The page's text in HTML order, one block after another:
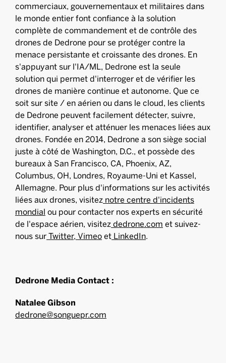
commerciaux, gouvernementaux et militaires dans
le monde entier font confiance à la solution
complète de commandement et de contrôle des
drones de Dedrone pour se protéger contre la
menace persistante et croissante des drones. En
s'appuyant sur l'IA/ML, Dedrone est la seule
solution qui permet d'interroger et de vérifier les
drones de manière continue et autonome. Que ce
soit sur site / en aérien ou dans le cloud, les clients
de Dedrone peuvent facilement détecter, suivre,
identifier, analyser et atténuer les menaces liées aux
drones. Fondée en 2014, Dedrone a son siège social
juste à côté de Washington, D.C., et possède des
bureaux à San Francisco, CA, Phoenix, AZ,
Columbus, OH, Londres, Royaume-Uni et Kassel,
Allemagne. Pour plus d'informations sur les activités
liées aux drones, visitez notre centre d'incidents
mondial ou pour contacter nos experts en sécurité
de l'espace aérien, visitez dedrone.com et suivez-
nous sur Twitter, Vimeo et LinkedIn.
Dedrone Media Contact :
Natalee Gibson
dedrone@songuepr.com